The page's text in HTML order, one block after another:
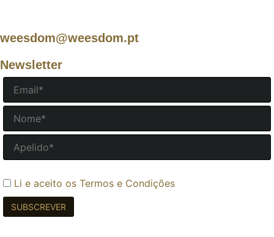
weesdom@weesdom.pt
Newsletter
Li e aceito os Termos e Condições